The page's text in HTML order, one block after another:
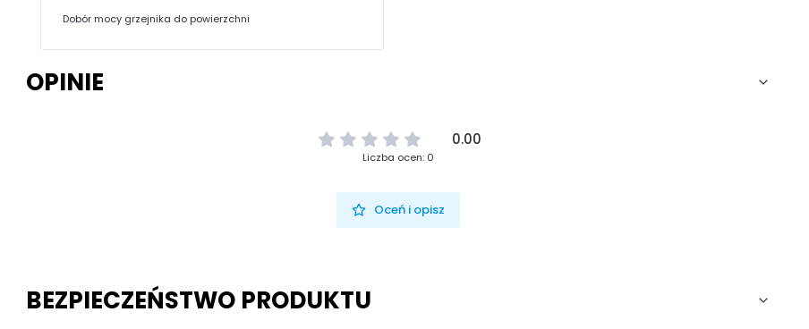
Dobór mocy grzejnika do powierzchni
OPINIE
0.00
Liczba ocen: 0
Oceń i opisz
BEZPIECZEŃSTWO PRODUKTU